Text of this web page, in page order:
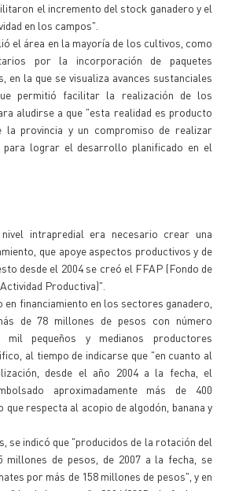
el incremento del stock ganadero y el
en los campos".
el área en la mayoría de los cultivos, como
por la incorporación de paquetes
en la que se visualiza avances sustanciales
permitió facilitar la realización de los
aludirse a que "esta realidad es producto
la provincia y un compromiso de realizar
para lograr el desarrollo planificado en el
intrapredial era necesario crear una
que apoye aspectos productivos y de
desde el 2004 se creó el FFAP (Fondo de
Productiva)".
financiamiento en los sectores ganadero,
de 78 millones de pesos con número
pequeños y medianos productores
al tiempo de indicarse que "en cuanto al
desde el año 2004 a la fecha, el
aproximadamente más de 400
que respecta al acopio de algodón, banana y
se indicó que "producidos de la rotación del
millones de pesos, de 2007 a la fecha, se
por más de 158 millones de pesos", y en